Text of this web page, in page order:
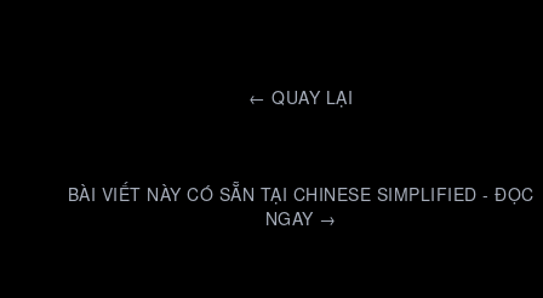
← QUAY LẠI
BÀI VIẾT NÀY CÓ SẴN TẠI CHINESE SIMPLIFIED - ĐỌC
NGAY →